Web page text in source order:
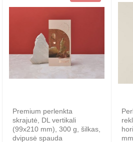
Premium perlenkta
skrajutė, DL vertikali
(99x210 mm), 300 g, šilkas,
dvipusė spauda